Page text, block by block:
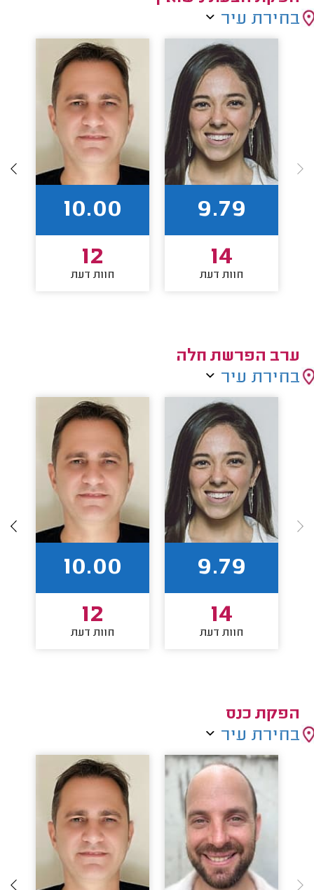
בחירת עיר
9.79
14
חוות דעת
10.00
12
חוות דעת
ערב הפרשת חלה
בחירת עיר
9.79
14
חוות דעת
10.00
12
חוות דעת
הפקת כנס
בחירת עיר